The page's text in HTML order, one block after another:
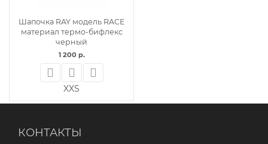
Шапочка RAY модель RACE
материал термо-бифлекс
черный
1 200 р.
XXS
КОНТАКТЫ